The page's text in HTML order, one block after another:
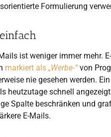
Formulierung
ist weniger immer mehr.
markiert als „Werbe-“von
nie gesehen werden.
heutzutage schnell
Spalte beschränken und
E-Mails.